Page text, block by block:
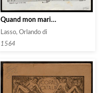
Quand mon mari…
Lasso, Orlando di
1564